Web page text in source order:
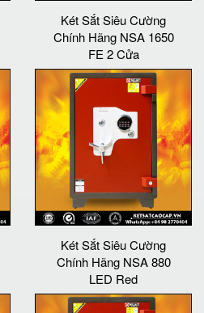
Két Sắt Siêu Cường
Chính Hãng NSA 1650
FE 2 Cửa
Két Sắt Siêu Cường
Chính Hãng NSA 880
LED Red